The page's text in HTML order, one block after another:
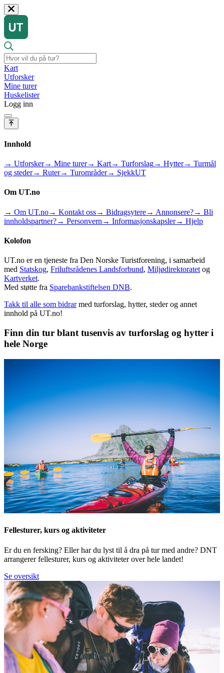
Kart
Utforsker
Mine turer
Huskelister
Logg inn
Innhold
→ Utforsker→ Mine turer→ Kart→ Turforslag→ Hytter→ Turmål
og steder→ Ruter→ Turområder→ SjekkUT
Om UT.no
→ Om UT.no→ Kontakt oss→ Bidragsytere→ Annonsere?→ Bli
innholdspartner?→ Personvern → Informasjonskapsler→ Hjelp
Kolofon
UT.no er en tjeneste fra Den Norske Turistforening, i samarbeid
med Statskog, Friluftsrådenes Landsforbund, Miljødirektoratet og
Kartverket.
Med støtte fra Sparebankstiftelsen DNB.
Takk til alle som bidrar med turforslag, hytter, steder og annet
innhold på UT.no!
Finn din tur blant tusenvis av turforslag og hytter i
hele Norge
Fellesturer, kurs og aktiviteter
Er du en fersking? Eller har du lyst til å dra på tur med andre? DNT
arrangerer fellesturer, kurs og aktiviteter over hele landet!
Se oversikt